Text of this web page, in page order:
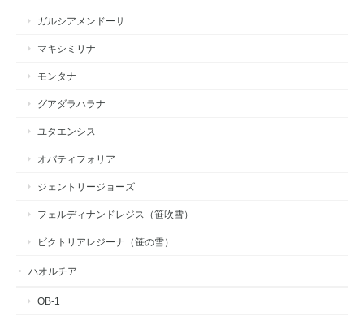
ガルシアメンドーサ
マキシミリナ
モンタナ
グアダラハラナ
ユタエンシス
オバティフォリア
ジェントリージョーズ
フェルディナンドレジス（笹吹雪）
ビクトリアレジーナ（笹の雪）
ハオルチア
OB-1